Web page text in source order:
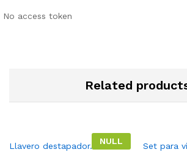
No access token
Related
NULL
Llavero destapador. Set para